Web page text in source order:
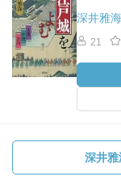
深井雅海
21
深井